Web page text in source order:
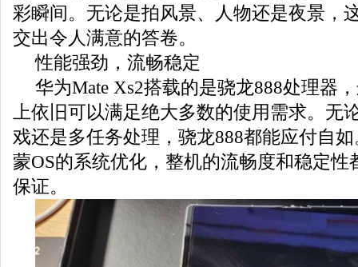
彩瞬间。无论是拍风景、人物还是夜景，
交出令人满意的答卷。
性能强劲，流畅稳定
华为Mate Xs2搭载的是骁龙888处理器
上依旧可以满足绝大多数的使用需求。无
戏还是多任务处理，骁龙888都能应付自
蒙OS的系统优化，整机的流畅度和稳定性
保证。